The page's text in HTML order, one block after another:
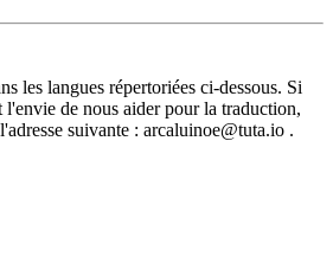
les langues répertoriées ci-dessous. Si
de nous aider pour la traduction,
suivante : arcaluinoe@tuta.io .